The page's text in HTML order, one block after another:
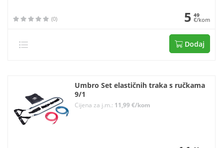
(0) 5 49
€/kom
Dodaj
Umbro Set elastičnih traka s ručkama
9/1
Cijena za j.m.: 11,99 €/kom